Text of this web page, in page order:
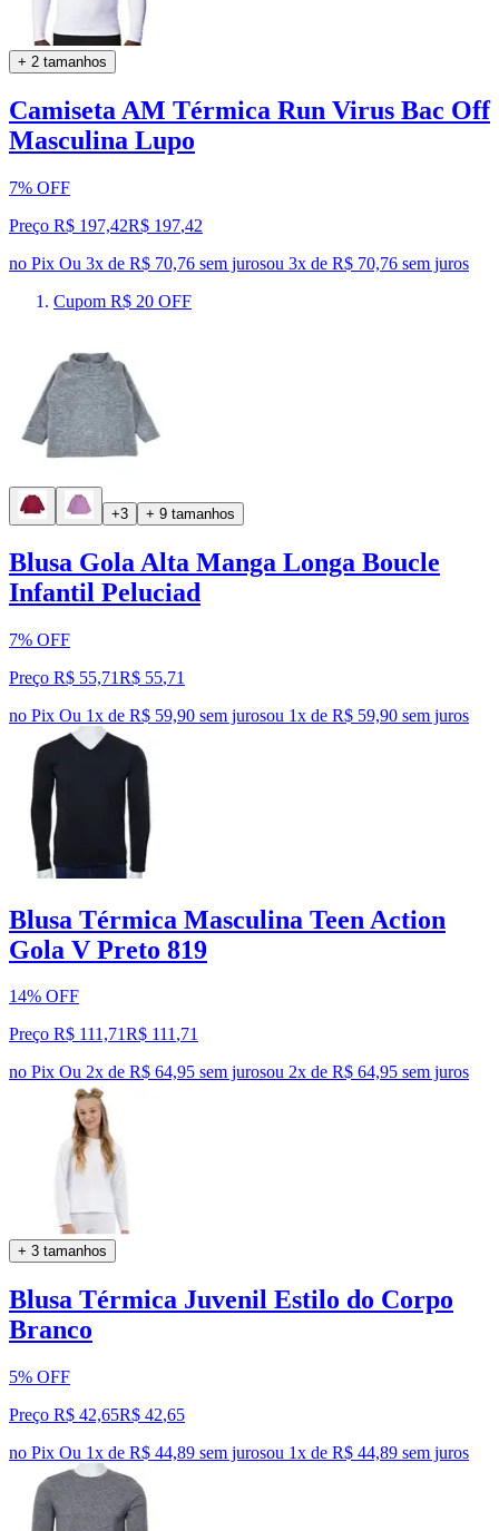
+ 2 tamanhos
Camiseta AM Térmica Run Virus Bac Off
Masculina Lupo
7% OFF
Preço R$ 197,42R$ 197,42
no Pix Ou 3x de R$ 70,76 sem jurosou 3x de R$ 70,76 sem juros
Cupom R$ 20 OFF
+3 + 9 tamanhos
Blusa Gola Alta Manga Longa Boucle
Infantil Peluciad
7% OFF
Preço R$ 55,71R$ 55,71
no Pix Ou 1x de R$ 59,90 sem jurosou 1x de R$ 59,90 sem juros
Blusa Térmica Masculina Teen Action
Gola V Preto 819
14% OFF
Preço R$ 111,71R$ 111,71
no Pix Ou 2x de R$ 64,95 sem jurosou 2x de R$ 64,95 sem juros
+ 3 tamanhos
Blusa Térmica Juvenil Estilo do Corpo
Branco
5% OFF
Preço R$ 42,65R$ 42,65
no Pix Ou 1x de R$ 44,89 sem jurosou 1x de R$ 44,89 sem juros